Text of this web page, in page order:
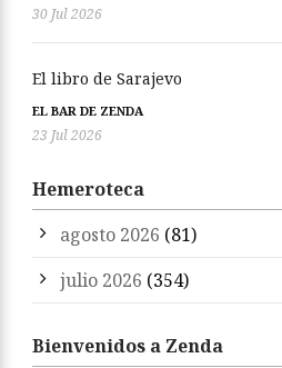
30 Jul 2026
El libro de Sarajevo
EL BAR DE ZENDA
23 Jul 2026
Hemeroteca
agosto 2026 (81)
julio 2026 (354)
Bienvenidos a Zenda